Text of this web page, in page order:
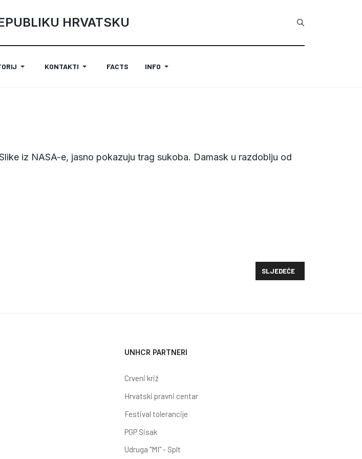
HRVATSKU
KONTAKTI FACTS INFO
iz NASA-e, jasno pokazuju trag sukoba. Damask u razdoblju od
DO 3. SRPNJA, 2247 POGINULO ILI NESTALO SLJEDEĆI ČLANAK: UNHCR I
SLJEDEĆE
UNHCR PARTNERI
Crveni križ
Hrvatski pravni centar
Festival tolerancije
PGP Sisak
Udruga "MI" - Splt